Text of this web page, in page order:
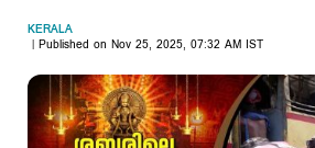
KERALA
Published on Nov 25, 2025, 07:32 AM IST